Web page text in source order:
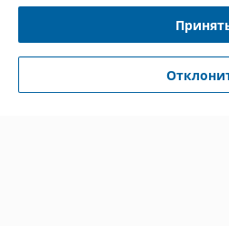
Политика обработки cookies